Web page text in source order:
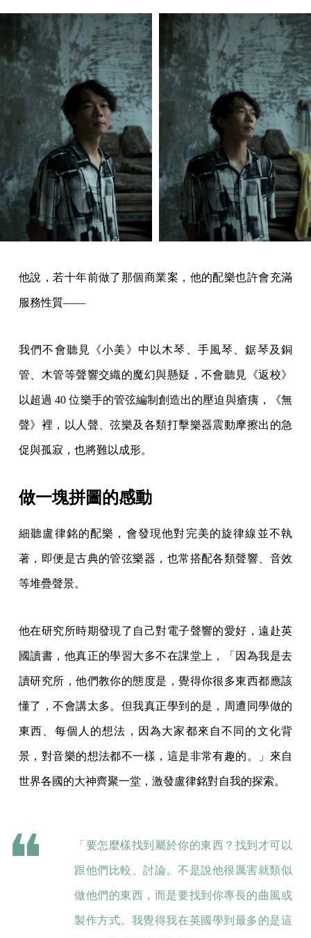
他說，若十年前做了那個商業案，他的配樂也許會充滿
服務性質——
我們不會聽見《小美》中以木琴、手風琴、鋸琴及銅
管、木管等聲響交織的魔幻與懸疑，不會聽見《返校》
以超過 40 位樂手的管弦編制創造出的壓迫與瘡痍，《無
聲》裡，以人聲、弦樂及各類打擊樂器震動摩擦出的急
促與孤寂，也將難以成形。
做一塊拼圖的感動
細聽盧律銘的配樂，會發現他對完美的旋律線並不執
著，即便是古典的管弦樂器，也常搭配各類聲響、音效
等堆疊聲景。
他在研究所時期發現了自己對電子聲響的愛好，遠赴英
國讀書，他真正的學習大多不在課堂上，「因為我是去
讀研究所，他們教你的態度是，覺得你很多東西都應該
懂了，不會講太多。但我真正學到的是，周遭同學做的
東西、每個人的想法，因為大家都來自不同的文化背
景，對音樂的想法都不一樣，這是非常有趣的。」來自
世界各國的大神齊聚一堂，激發盧律銘對自我的探索。
「要怎麼樣找到屬於你的東西？找到才可以
跟他們比較、討論。不是說他很厲害就類似
做他們的東西，而是要找到你專長的曲風或
製作方式。我覺得我在英國學到最多的是這